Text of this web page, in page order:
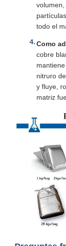
todo el
Como
cobre
nitruro
y fluye,
matriz